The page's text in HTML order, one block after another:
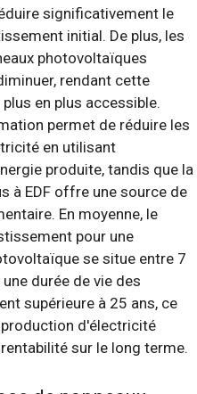
significativement le
initial. De plus, les
photovoltaïques
rendant cette
en plus accessible.
permet de réduire les
en utilisant
produite, tandis que la
à EDF offre une source de
En moyenne, le
pour une
se situe entre 7
durée de vie des
supérieure à 25 ans, ce
d'électricité
sur le long terme.